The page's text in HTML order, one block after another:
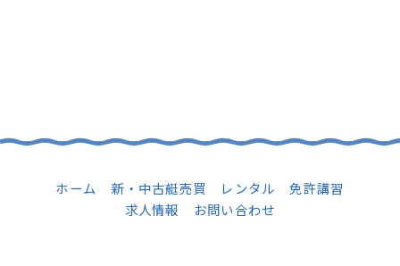
ホーム 新・中古艇売買 レンタル
免許講習
求人情報
お問い合わせ